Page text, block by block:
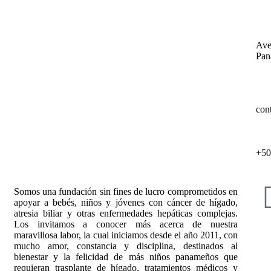
Somos una fundación sin fines de lucro comprometidos en
apoyar a bebés, niños y jóvenes con cáncer de hígado,
atresia biliar y otras enfermedades hepáticas complejas.
Los invitamos a conocer más acerca de nuestra
maravillosa labor, la cual iniciamos desde el año 2011, con
mucho amor, constancia y disciplina, destinados al
bienestar y la felicidad de más niños panameños que
requieran trasplante de hígado, tratamientos médicos y